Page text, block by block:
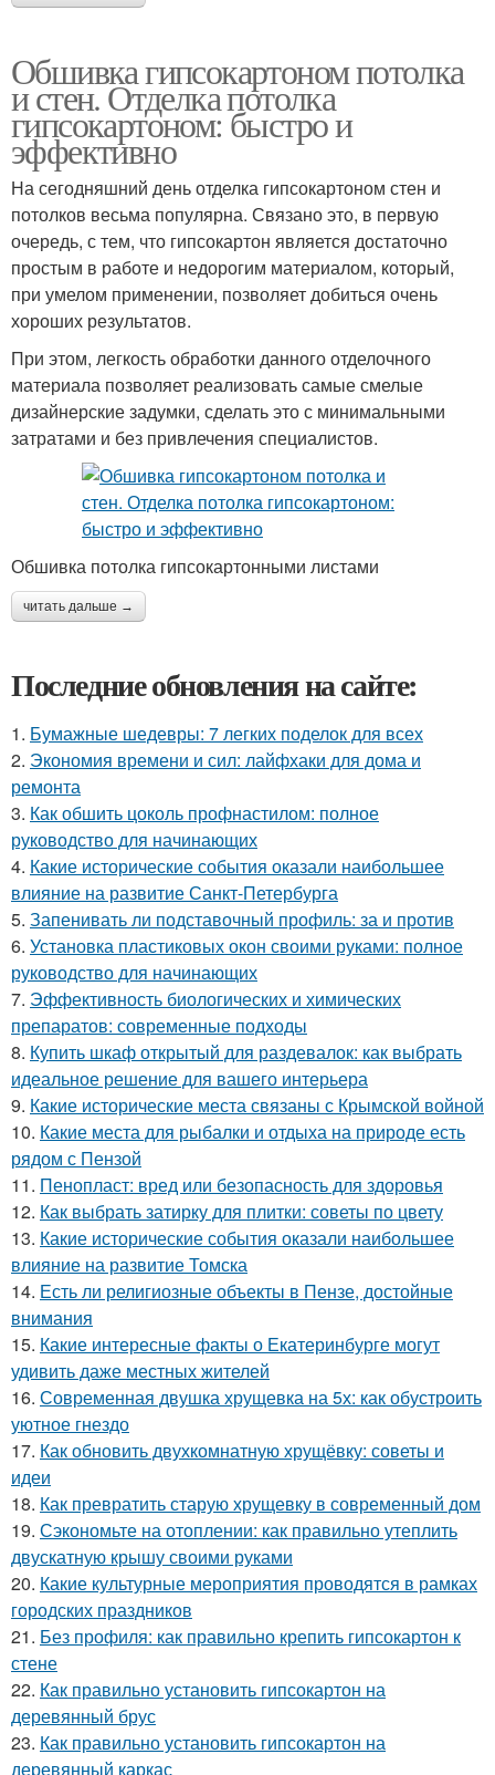
Обшивка гипсокартоном потолка
и стен. Отделка потолка
гипсокартоном: быстро и
эффективно
На сегодняшний день отделка гипсокартоном стен и
потолков весьма популярна. Связано это, в первую
очередь, с тем, что гипсокартон является достаточно
простым в работе и недорогим материалом, который,
при умелом применении, позволяет добиться очень
хороших результатов.
При этом, легкость обработки данного отделочного
материала позволяет реализовать самые смелые
дизайнерские задумки, сделать это с минимальными
затратами и без привлечения специалистов.
Обшивка потолка гипсокартонными листами
читать дальше →
Последние обновления на сайте:
1. Бумажные шедевры: 7 легких поделок для всех
2. Экономия времени и сил: лайфхаки для дома и
ремонта
3. Как обшить цоколь профнастилом: полное
руководство для начинающих
4. Какие исторические события оказали наибольшее
влияние на развитие Санкт-Петербурга
5. Запенивать ли подставочный профиль: за и против
6. Установка пластиковых окон своими руками: полное
руководство для начинающих
7. Эффективность биологических и химических
препаратов: современные подходы
8. Купить шкаф открытый для раздевалок: как выбрать
идеальное решение для вашего интерьера
9. Какие исторические места связаны с Крымской войной
10. Какие места для рыбалки и отдыха на природе есть
рядом с Пензой
11. Пенопласт: вред или безопасность для здоровья
12. Как выбрать затирку для плитки: советы по цвету
13. Какие исторические события оказали наибольшее
влияние на развитие Томска
14. Есть ли религиозные объекты в Пензе, достойные
внимания
15. Какие интересные факты о Екатеринбурге могут
удивить даже местных жителей
16. Современная двушка хрущевка на 5х: как обустроить
уютное гнездо
17. Как обновить двухкомнатную хрущёвку: советы и
идеи
18. Как превратить старую хрущевку в современный дом
19. Сэкономьте на отоплении: как правильно утеплить
двускатную крышу своими руками
20. Какие культурные мероприятия проводятся в рамках
городских праздников
21. Без профиля: как правильно крепить гипсокартон к
стене
22. Как правильно установить гипсокартон на
деревянный брус
23. Как правильно установить гипсокартон на
деревянный каркас